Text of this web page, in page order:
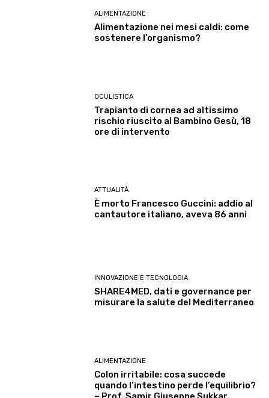
ALIMENTAZIONE
Alimentazione nei mesi caldi: come
sostenere l’organismo?
OCULISTICA
Trapianto di cornea ad altissimo
rischio riuscito al Bambino Gesù, 18
ore di intervento
ATTUALITÀ
È morto Francesco Guccini: addio al
cantautore italiano, aveva 86 anni
INNOVAZIONE E TECNOLOGIA
SHARE4MED, dati e governance per
misurare la salute del Mediterraneo
ALIMENTAZIONE
Colon irritabile: cosa succede
quando l’intestino perde l’equilibrio?